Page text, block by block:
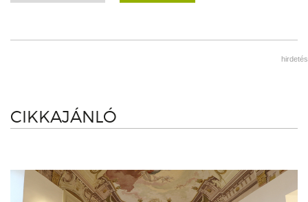
hirdetés
CIKKAJÁNLÓ